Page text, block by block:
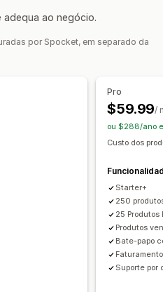
para animais Mobiliário
Automóveis
China
Japão
Modelos personalizados
Decoração do lar
Produtos para animais
global
Envio múltiplo
adequa ao negócio.
por Spocket, em separado da
Pro
$59.99/
ou $288/ano
Custo dos
Starter+
250
25 Produtos
Produtos
Bate-papo
Suporte por